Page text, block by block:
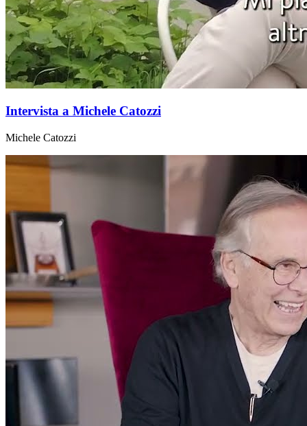
Intervista a Michele Catozzi
Michele Catozzi